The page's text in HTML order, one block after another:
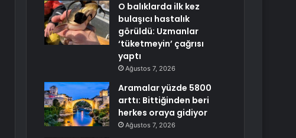
O balıklarda ilk kez
bulaşıcı hastalık
görüldü: Uzmanlar
‘tüketmeyin’ çağrısı
yaptı
Ağustos 7, 2026
Aramalar yüzde 5800
arttı: Bittiğinden beri
herkes oraya gidiyor
Ağustos 7, 2026